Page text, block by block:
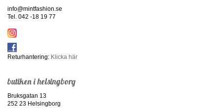
info@mintfashion.se
Tel. 042 -18 19 77
Returhantering: Klicka här
butiken i helsingborg
Bruksgatan 13
252 23 Helsingborg